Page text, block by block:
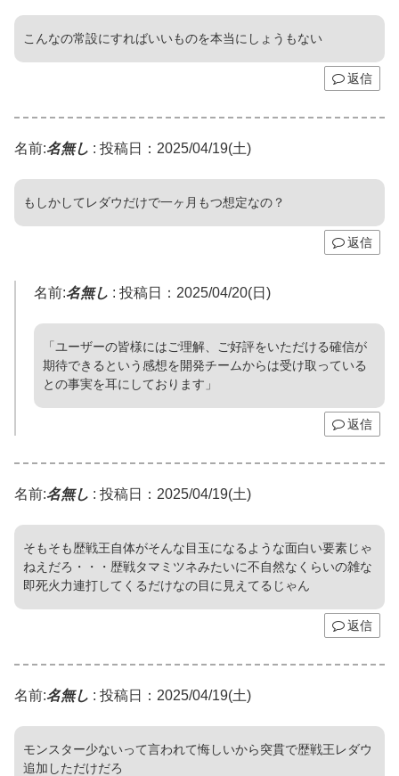
こんなの常設にすればいいものを本当にしょうもない
返信
名前:名無し : 投稿日：2025/04/19(土)
もしかしてレダウだけで一ヶ月もつ想定なの？
返信
名前:名無し : 投稿日：2025/04/20(日)
「ユーザーの皆様にはご理解、ご好評をいただける確信が
期待できるという感想を開発チームからは受け取っている
との事実を耳にしております」
返信
名前:名無し : 投稿日：2025/04/19(土)
そもそも歴戦王自体がそんな目玉になるような面白い要素じゃ
ねえだろ・・・歴戦タマミツネみたいに不自然なくらいの雑な
即死火力連打してくるだけなの目に見えてるじゃん
返信
名前:名無し : 投稿日：2025/04/19(土)
モンスター少ないって言われて悔しいから突貫で歴戦王レダウ
追加しただけだろ